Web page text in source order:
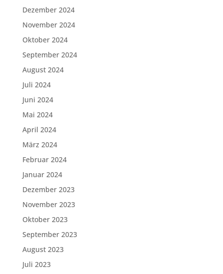
Dezember 2024
November 2024
Oktober 2024
September 2024
August 2024
Juli 2024
Juni 2024
Mai 2024
April 2024
März 2024
Februar 2024
Januar 2024
Dezember 2023
November 2023
Oktober 2023
September 2023
August 2023
Juli 2023